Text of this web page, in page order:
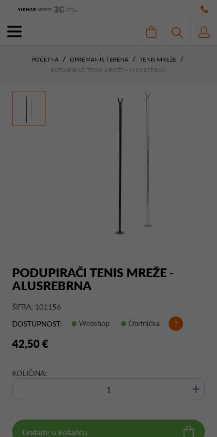
POČETNA OPREMANJE TERENA
TENIS MREŽE
PODUPIRAČI TENIS MREŽE - ALUSREBRNA
PODUPIRAČI TENIS MREŽE -
ALUSREBRNA
ŠIFRA: 101156
DOSTUPNOST:
Webshop Obrtnička ?
42,50 €
KOLIČINA:
+
Dodajte u košaricu